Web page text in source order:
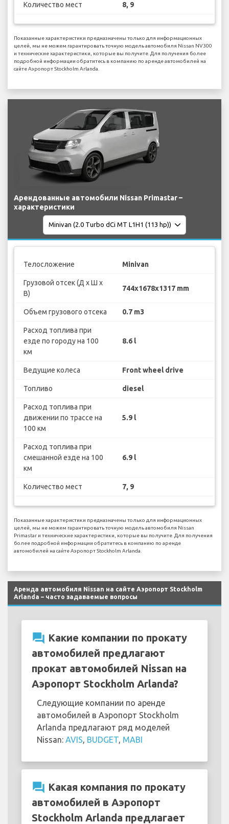
Количество мест 8, 9
Показанные характеристики предназначены только для информационных
целей, мы не можем гарантировать точную модель автомобиля Nissan NV300
и технические характеристики, которые вы получите. Для получения более
подробной информации обратитесь в компанию по аренде автомобилей на
сайте Аэропорт Stockholm Arlanda.
Арендованные автомобили Nissan Primastar –
характеристики
Телосложение Minivan
Грузовой отсек (Д х Ш х
В)
744x1678x1317 mm
Объем грузового отсека 0.7 m3
Расход топлива при
езде по городу на 100
км
8.6 l
Ведущие колеса Front wheel drive
Топливо diesel
Расход топлива при
движении по трассе на
100 км
5.9 l
Расход топлива при
смешанной езде на 100
км
6.9 l
Количество мест 7, 9
Показанные характеристики предназначены только для информационных
целей, мы не можем гарантировать точную модель автомобиля Nissan
Primastar и технические характеристики, которые вы получите. Для получения
более подробной информации обратитесь в компанию по аренде
автомобилей на сайте Аэропорт Stockholm Arlanda.
Аренда автомобиля Nissan на сайте Аэропорт Stockholm
Arlanda – часто задаваемые вопросы
question_answer Какие компании по прокату
автомобилей предлагают
прокат автомобилей Nissan на
Аэропорт Stockholm Arlanda?
Следующие компании по аренде
автомобилей в Аэропорт Stockholm
Arlanda предлагают ряд моделей
Nissan: AVIS BUDGET MABI
question_answer Какая компания по прокату
автомобилей в Аэропорт
Stockholm Arlanda предлагает